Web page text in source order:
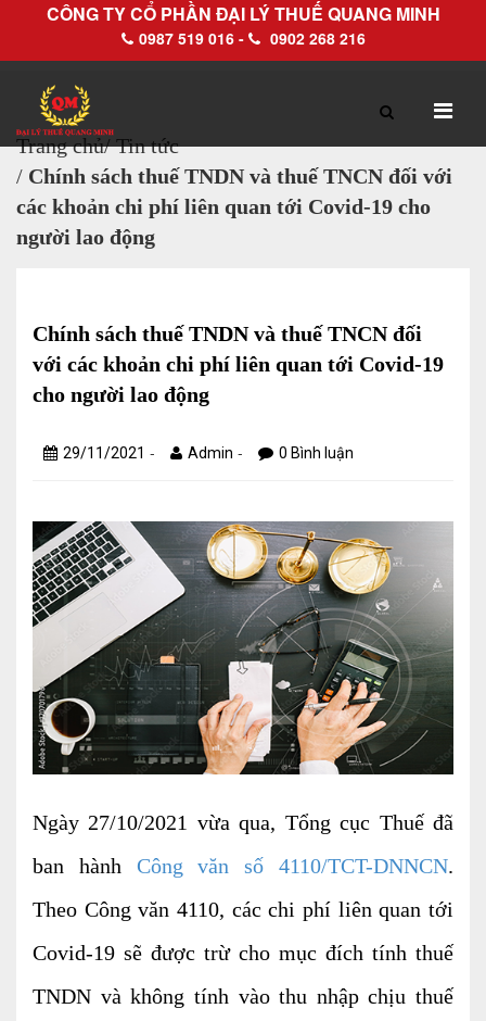
CÔNG TY CỔ PHẦN ĐẠI LÝ THUẾ QUANG MINH
0987 519 016 - 0902 268 216
TRANG CHỦ GIỚI THIỆU
DỊCH VỤ
Làm thủ tục về thuế trọn gói
Quyết toán thuế
Lập hồ sơ ban đầu
Tư vấn thuế
Hoàn thuế
Dịch vụ Đại lý thuế khác
Dịch vụ Kế toán
Kế toán thuế
Giám sát kế toán
Soát xét hồ sơ
Hoàn thiện sổ sách và quyết toán thuế
Tư vấn kế toán
Trang chủ/ Tin tức
/ Chính sách thuế TNDN và thuế TNCN đối với
các khoản chi phí liên quan tới Covid-19 cho
người lao động
Chính sách thuế TNDN và thuế TNCN đối
với các khoản chi phí liên quan tới Covid-19
cho người lao động
29/11/2021 - Admin - 0 Bình luận
Ngày 27/10/2021 vừa qua, Tổng cục Thuế đã
ban hành Công văn số 4110/TCT-DNNCN.
Theo Công văn 4110, các chi phí liên quan tới
Covid-19 sẽ được trừ cho mục đích tính thuế
TNDN và không tính vào thu nhập chịu thuế